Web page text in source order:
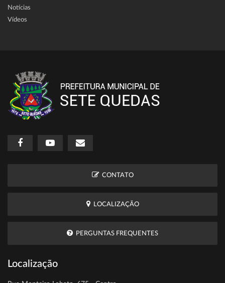
Notícias
Vídeos
CONTATO
LOCALIZAÇÃO
PERGUNTAS FREQUENTES
Localização